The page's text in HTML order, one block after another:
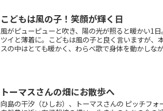
こどもは風の子！笑顔が輝く日
風がピューピューと吹き、陽の光が照ると暖かい1
ツイと薄着に。こどもは風の子と良く言いますが、
スの中はとても暖かく、わらべ歌で身体を動かしな
トーマスさんの畑にお散歩へ
向島の干汐（ひしお）、トーマスさんの ピッチフォ